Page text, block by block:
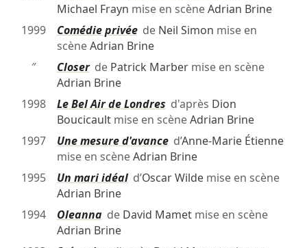
Michael Frayn mise en scèneAdrian Brine
1999
Comédie privéede Neil Simon mise en
scèneAdrian Brine
″
Closerde Patrick Marbermise en scène
Adrian Brine
1998
Le Bel Air de Londres d'après Dion
Boucicaultmise en scèneAdrian Brine
1997
Une mesure d'avanced’Anne-Marie Étienne
mise en scèneAdrian Brine
1995
Un mari idéald’Oscar Wildemise en scène
Adrian Brine
1994
Oleannade David Mametmise en scène
Adrian Brine